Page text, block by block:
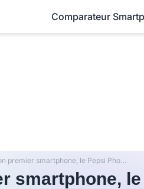
Comparateur
PepsiCo dévoile son premier smartphone, le Pepsi Phone P1
smartphone,